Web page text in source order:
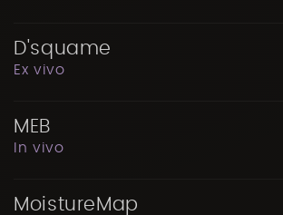
D'squame
Ex vivo
MEB
In vivo
MoistureMap